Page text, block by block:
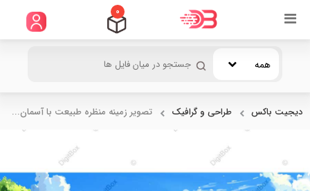
0
همه
دیجیت باکس طراحی و گرافیک تصویر زمینه منظره طبیعت با آسمان...